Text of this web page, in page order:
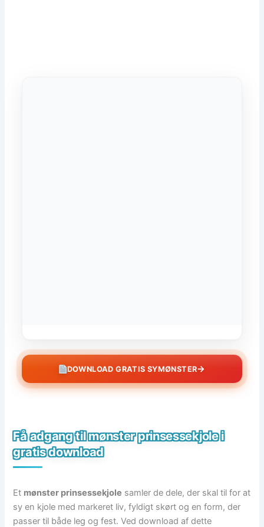
DOWNLOAD GRATIS SYMØNSTER→
Få adgang til mønster prinsessekjole i
gratis download
Et mønster prinsessekjole samler de dele, der skal til for at
sy en kjole med markeret liv, fyldigt skørt og en form, der
passer til både leg og fest. Ved download af dette